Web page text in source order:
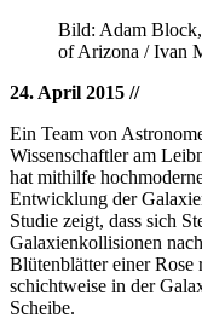
Bild: Adam
of Arizona / Ivan
24. April 2015 //
Ein Team von
Wissenschaftler am
hat mithilfe
Entwicklung der
Studie zeigt, dass sich
Galaxienkollisionen
Blütenblätter einer Rose
schichtweise in der
Scheibe.